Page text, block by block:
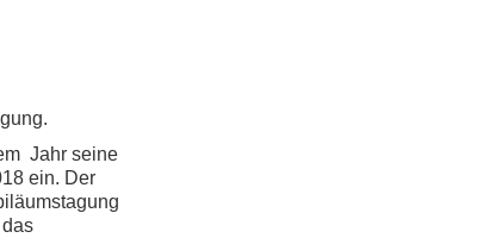
Jahr seine
ein. Der